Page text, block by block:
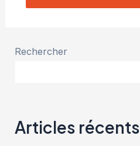
Rechercher
Articles récents